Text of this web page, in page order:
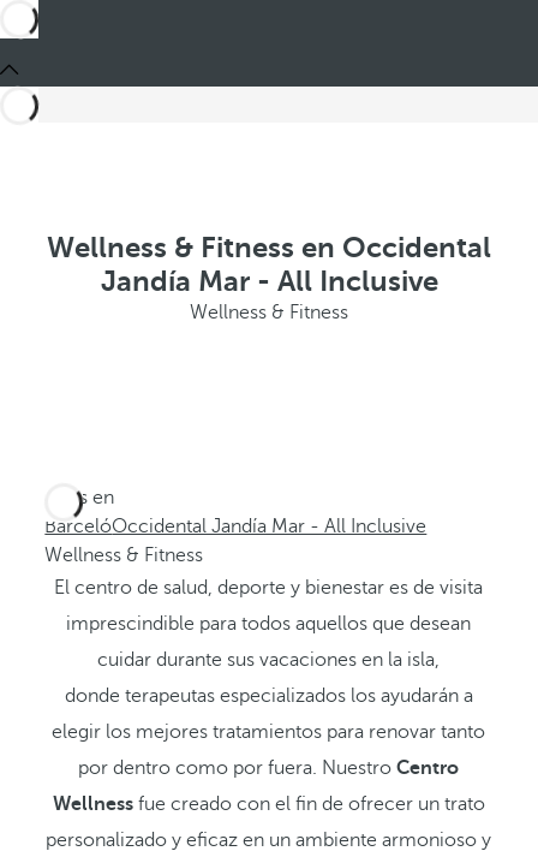
Wellness & Fitness en Occidental
Jandía Mar - All Inclusive
Wellness & Fitness
Estás en
BarcelóOccidental Jandía Mar - All Inclusive
Wellness & Fitness
El centro de salud, deporte y bienestar es de visita
imprescindible para todos aquellos que desean
cuidar durante sus vacaciones en la isla,
donde terapeutas especializados los ayudarán a
elegir los mejores tratamientos para renovar tanto
por dentro como por fuera. NuestroCentro
Wellnessfue creado con el fin de ofrecer un trato
personalizado y eficaz en un ambiente armonioso y